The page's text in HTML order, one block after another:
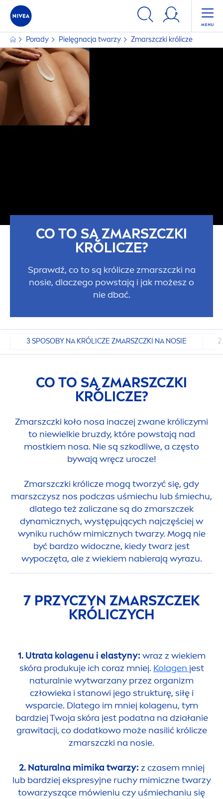
Porady Pielęgnacja twarzy Zmarszczki królicze
CO TO SĄ ZMARSZCZKI
KRÓLICZE?
Sprawdź, co to są królicze zmarszczki na
nosie, dlaczego powstają i jak możesz o
nie dbać.
3 SPOSOBY NA KRÓLICZE ZMARSZCZKI NA NOSIE
CO TO SĄ ZMARSZCZKI
KRÓLICZE?
Zmarszczki koło nosa inaczej zwane króliczymi
to niewielkie bruzdy, które powstają nad
mostkiem nosa. Nie są szkodliwe, a często
bywają wręcz urocze!
Zmarszczki królicze mogą tworzyć się, gdy
marszczysz nos podczas uśmiechu lub śmiechu,
dlatego też zaliczane są do zmarszczek
dynamicznych, występujących najczęściej w
wyniku ruchów mimicznych twarzy. Mogą nie
być bardzo widoczne, kiedy twarz jest
wypoczęta, ale z wiekiem nabierają wyrazu.
7 PRZYCZYN ZMARSZCZEK
KRÓLICZYCH
1. Utrata kolagenu i elastyny: wraz z wiekiem
skóra produkuje ich coraz mniej. Kolagen jest
naturalnie wytwarzany przez organizm
człowieka i stanowi jego strukturę, siłę i
wsparcie. Dlatego im mniej kolagenu, tym
bardziej Twoja skóra jest podatna na działanie
grawitacji, co dodatkowo może nasilić królicze
zmarszczki na nosie.
2. Naturalna mimika twarzy: z czasem mniej
lub bardziej ekspresyjne ruchy mimiczne twarzy
towarzyszące mówieniu czy uśmiechaniu się